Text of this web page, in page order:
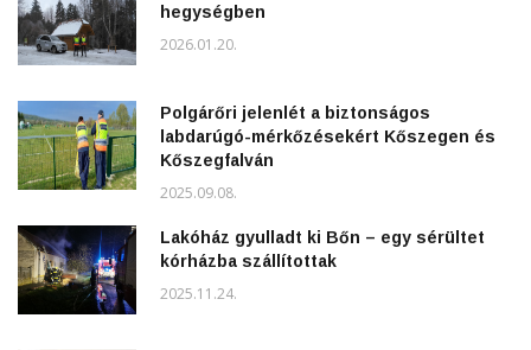
hegységben
2026.01.20.
Polgárőri jelenlét a biztonságos
labdarúgó-mérkőzésekért Kőszegen és
Kőszegfalván
2025.09.08.
Lakóház gyulladt ki Bőn – egy sérültet
kórházba szállítottak
2025.11.24.